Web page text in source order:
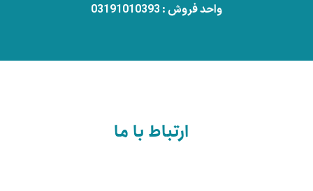
واحد فروش : 03191010393
ارتباط با ما